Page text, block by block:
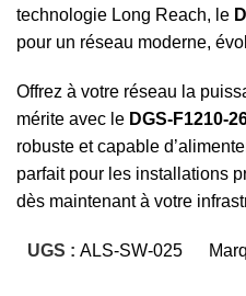
technologie Long Reach, le
pour un réseau moderne,
Offrez à votre réseau la
mérite avec le DGS-F1210-
robuste et capable
parfait pour les installations
dès maintenant à votre
UGS : ALS-SW-025